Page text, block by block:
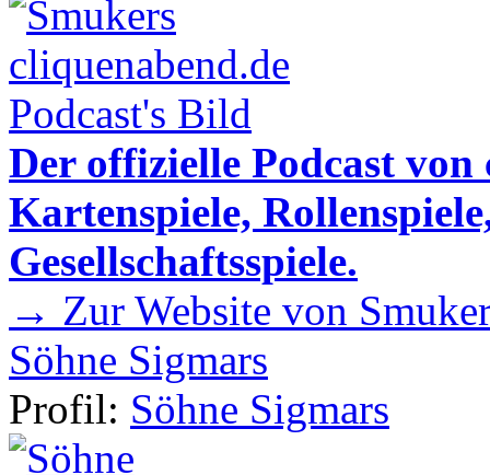
Der offizielle Podcast
Kartenspiele,
Gesellschaftsspiele.
→ Zur Website von
Söhne Sigmars
Profil: Söhne Sigmars